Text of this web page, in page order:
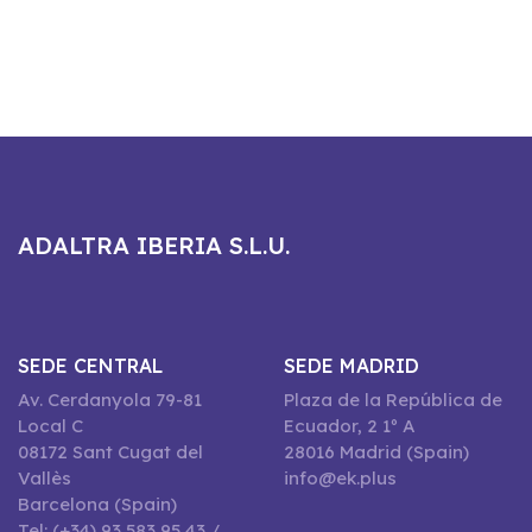
ADALTRA IBERIA S.L.U.
SEDE CENTRAL
Av. Cerdanyola 79-81
Local C
08172 Sant Cugat del
Vallès
Barcelona (Spain)
SEDE MADRID
Plaza de la República de
Ecuador, 2 1º A
28016 Madrid (Spain)
info@ek.plus